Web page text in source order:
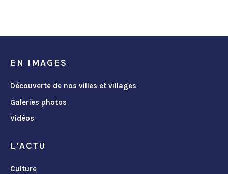
EN IMAGES
Découverte de nos villes et villages
Galeries photos
Vidéos
L'ACTU
Culture